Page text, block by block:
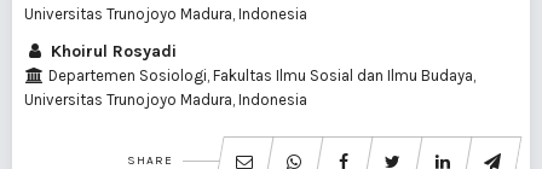
Universitas Trunojoyo Madura, Indonesia
Khoirul Rosyadi
Departemen Sosiologi, Fakultas Ilmu Sosial dan Ilmu Budaya,
Universitas Trunojoyo Madura, Indonesia
SHARE